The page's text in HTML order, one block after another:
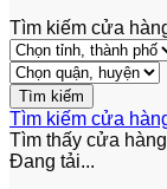
Tìm kiếm cửa
Tìm kiếm cửa
Tìm thấy cửa hàng
Đang tải...